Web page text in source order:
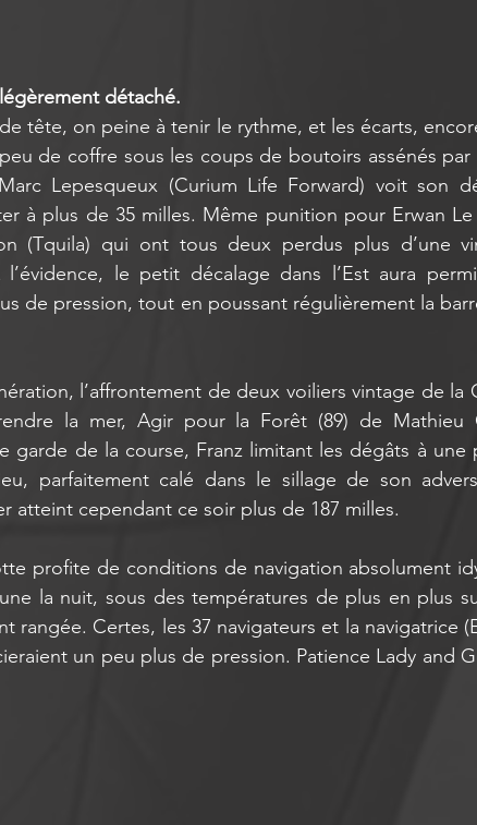
détaché.
tête, on peine à tenir le rythme, et les écarts,
de coffre sous les coups de boutoirs assénés
Lepesqueux (Curium Life Forward) voit son
à plus de 35 milles. Même punition pour Erwan Le
(Tquila) qui ont tous deux perdus plus d’une
l’évidence, le petit décalage dans l’Est aura
de pression, tout en poussant régulièrement la
l’affrontement de deux voiliers vintage de la
la mer, Agir pour la Forêt (89) de Mathieu
garde de la course, Franz limitant les dégâts à une
parfaitement calé dans le sillage de son
atteint cependant ce soir plus de 187 milles.
profite de conditions de navigation absolument
la nuit, sous des températures de plus en plus
rangée. Certes, les 37 navigateurs et la navigatrice
un peu plus de pression. Patience Lady and